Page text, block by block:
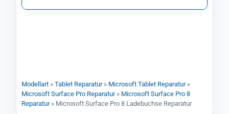
Modellart » Tablet Reparatur» Microsoft Tablet Reparatur»
Microsoft Surface Pro Reparatur» Microsoft Surface Pro 8
Reparatur» Microsoft Surface Pro 8 Ladebuchse Reparatur